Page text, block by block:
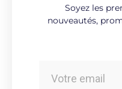
Soyez les
nouveautés,